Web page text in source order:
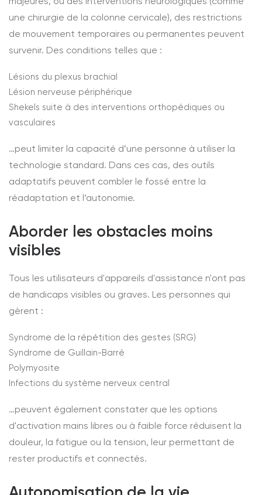
une chirurgie de la colonne cervicale), des restrictions
de mouvement temporaires ou permanentes peuvent
survenir. Des conditions telles que :
Lésions du plexus brachial
Lésion nerveuse périphérique
Shekels suite à des interventions orthopédiques ou
vasculaires
…peut limiter la capacité d’une personne à utiliser la
technologie standard. Dans ces cas, des outils
adaptatifs peuvent combler le fossé entre la
réadaptation et l’autonomie.
Aborder les obstacles moins
visibles
Tous les utilisateurs d'appareils d'assistance n'ont pas
de handicaps visibles ou graves. Les personnes qui
gèrent :
Syndrome de la répétition des gestes (SRG)
Syndrome de Guillain-Barré
Polymyosite
Infections du système nerveux central
…peuvent également constater que les options
d'activation mains libres ou à faible force réduisent la
douleur, la fatigue ou la tension, leur permettant de
rester productifs et connectés.